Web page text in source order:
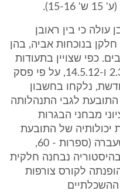
עולה כי בין ראובן
בנוכחות אביה, בהן
כפי שצויין בתעודות
עובד הציבור של ראובן מ- 2.3.11 ו-14.5.12, על פי פסק
נלקחו בחשבון
התובעת לגבי התנהלותה
מבחני הבגרות
של התובעת
ומאשרים את הערכת האבחון שעברה (ספרות - 60,
- 28, אנגלית - 42, ובהיסטוריה נבחנה חלקית
לקורס צורפות
ההשכלתיים